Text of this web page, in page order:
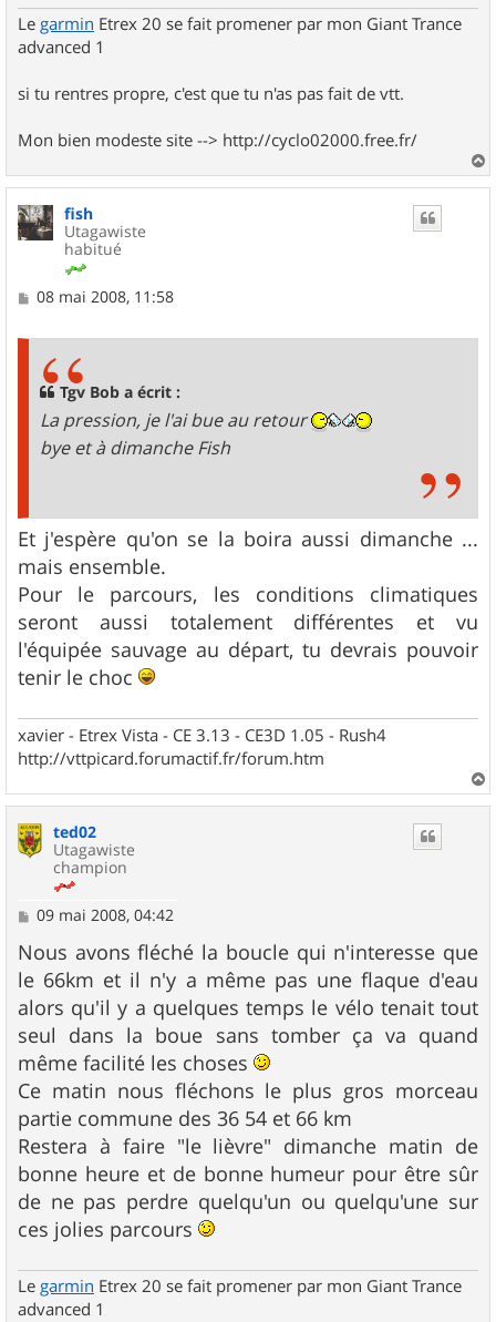
Le garmin Etrex 20 se fait promener par mon Giant Trance
advanced 1
si tu rentres propre, c'est que tu n'as pas fait de vtt.
Mon bien modeste site --> http://cyclo02000.free.fr/
a
fish
Utagawiste
habitué
M
08 mai 2008, 11:58
Tgv Bob a écrit :
La pression, je l'ai bue au retour
bye et à dimanche Fish
Et j'espère qu'on se la boira aussi dimanche ...
mais ensemble.
Pour le parcours, les conditions climatiques
seront aussi totalement différentes et vu
l'équipée sauvage au départ, tu devrais pouvoir
tenir le choc
xavier - Etrex Vista - CE 3.13 - CE3D 1.05 - Rush4
http://vttpicard.forumactif.fr/forum.htm
a
ted02
Utagawiste
champion
M
s
s
a
g
e
09 mai 2008, 04:42
Nous avons fléché la boucle qui n'interesse que
le 66km et il n'y a même pas une flaque d'eau
alors qu'il y a quelques temps le vélo tenait tout
seul dans la boue sans tomber ça va quand
même facilité les choses
Ce matin nous fléchons le plus gros morceau
partie commune des 36 54 et 66 km
Restera à faire "le lièvre" dimanche matin de
bonne heure et de bonne humeur pour être sûr
de ne pas perdre quelqu'un ou quelqu'une sur
ces jolies parcours
Le garmin Etrex 20 se fait promener par mon Giant Trance
advanced 1